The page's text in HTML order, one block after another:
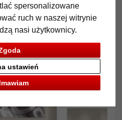
spersonalizowane
ruch w naszej witrynie
nasi użytkownicy.
ustawień